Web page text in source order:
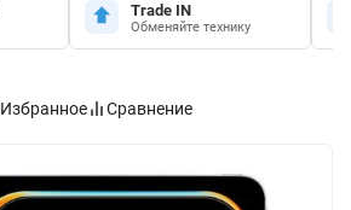
Trade IN
Обменяйте технику
Избранное Сравнение